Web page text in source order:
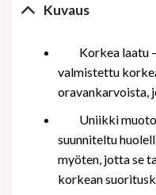
Kuvaus
Korkea laatu
valmistettu
oravankarvoista,
Uniikki
suunniteltu
myöten, jotta se
korkean